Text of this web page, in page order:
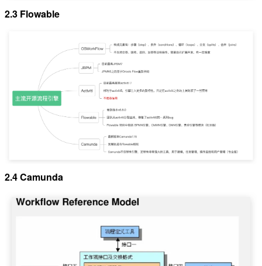
2.3 Flowable
2.4 Camunda